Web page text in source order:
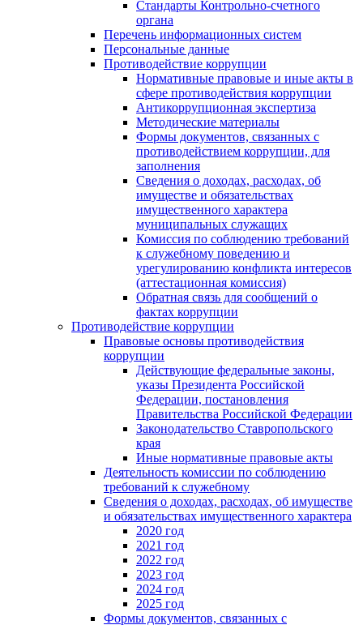
Стандарты Контрольно-счетного
органа
Перечень информационных систем
Персональные данные
Противодействие коррупции
Нормативные правовые и иные акты в
сфере противодействия коррупции
Антикоррупционная экспертиза
Методические материалы
Формы документов, связанных с
противодействием коррупции, для
заполнения
Сведения о доходах, расходах, об
имуществе и обязательствах
имущественного характера
муниципальных служащих
Комиссия по соблюдению требований
к служебному поведению и
урегулированию конфликта интересов
(аттестационная комиссия)
Обратная связь для сообщений о
фактах коррупции
Противодействие коррупции
Правовые основы противодействия
коррупции
Действующие федеральные законы,
указы Президента Российской
Федерации, постановления
Правительства Российской Федерации
Законодательство Ставропольского
края
Иные нормативные правовые акты
Деятельность комиссии по соблюдению
требований к служебному
Сведения о доходах, расходах, об имуществе
и обязательствах имущественного характера
2020 год
2021 год
2022 год
2023 год
2024 год
2025 год
Формы документов, связанных с